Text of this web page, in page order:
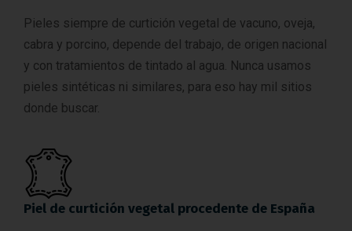
Pieles siempre de curtición vegetal de vacuno, oveja,
cabra y porcino, depende del trabajo, de origen nacional
y con tratamientos de tintado al agua. Nunca usamos
pieles sintéticas ni similares, para eso hay mil sitios
donde buscar.
Piel de curtición vegetal procedente de España